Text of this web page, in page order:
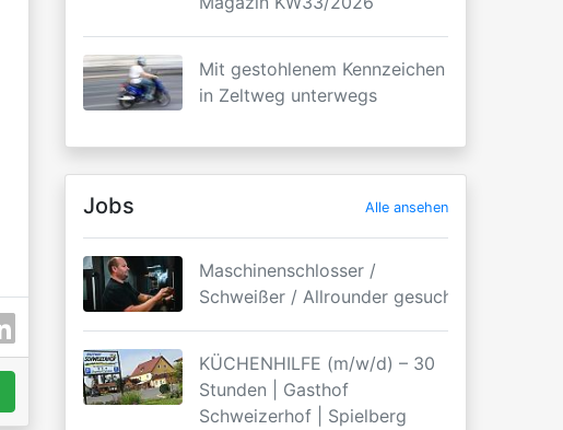
Mit gestohlenem Kennzeichen
in Zeltweg unterwegs
Jobs Alle ansehen
Maschinenschlosser /
Schweißer / Allrounder gesucht
KÜCHENHILFE (m/w/d) – 30
Stunden | Gasthof
Schweizerhof | Spielberg